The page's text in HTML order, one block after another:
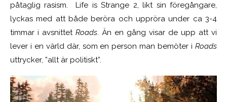
påtaglig rasism. Life is Strange 2, likt sin föregångare,
lyckas med att både beröra och uppröra under ca 3-4
timmar i avsnittet Roads. Än en gång visar de upp att vi
lever i en värld där, som en person man bemöter i Roads
uttrycker, ”allt är politiskt”.